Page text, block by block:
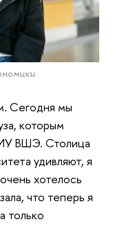
Сегодня мы
которым
ВШЭ. Столица
удивляют, я
хотелось
что теперь я
только